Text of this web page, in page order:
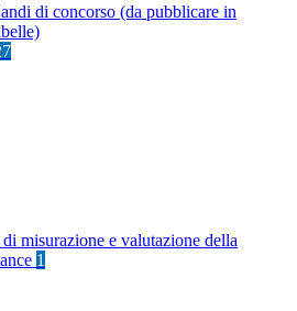
di concorso (da pubblicare in
di misurazione e valutazione della
1